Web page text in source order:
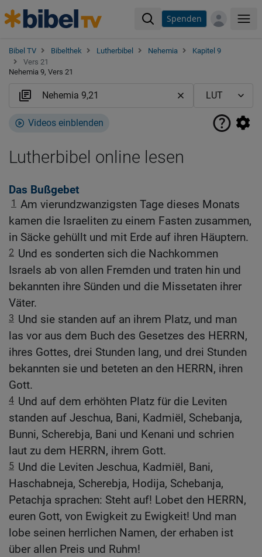
Spenden
Bibel TV Bibelthek Lutherbibel Nehemia
Kapitel 9
Vers 21
Nehemia 9, Vers 21
Videos einblenden
Lutherbibel online lesen
Das Bußgebet
1 Am vierundzwanzigsten Tage dieses Monats
kamen die Israeliten zu einem Fasten zusammen,
in Säcke gehüllt und mit Erde auf ihren Häuptern.
2 Und es sonderten sich die Nachkommen
Israels ab von allen Fremden und traten hin und
bekannten ihre Sünden und die Missetaten ihrer
Väter.
3 Und sie standen auf an ihrem Platz, und man
las vor aus dem Buch des Gesetzes des HERRN,
ihres Gottes, drei Stunden lang, und drei Stunden
bekannten sie und beteten an den HERRN, ihren
Gott.
4 Und auf dem erhöhten Platz für die Leviten
standen auf Jeschua, Bani, Kadmiël, Schebanja,
Bunni, Scherebja, Bani und Kenani und schrien
laut zu dem HERRN, ihrem Gott.
5 Und die Leviten Jeschua, Kadmiël, Bani,
Haschabneja, Scherebja, Hodija, Schebanja,
Petachja sprachen: Steht auf! Lobet den HERRN,
euren Gott, von Ewigkeit zu Ewigkeit! Und man
lobe seinen herrlichen Namen, der erhaben ist
über allen Preis und Ruhm!